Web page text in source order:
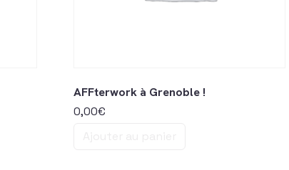
AFFterwork à Grenoble !
0,00€